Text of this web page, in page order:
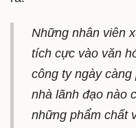
Những nhân viên
tích cực vào văn
công ty ngày
nhà lãnh đạo nào
những phẩm chất